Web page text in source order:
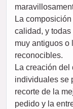
La
calidad, y
muy antiguos o
reconocibles.
La creación
individuales se
recorte de la
pedido y la